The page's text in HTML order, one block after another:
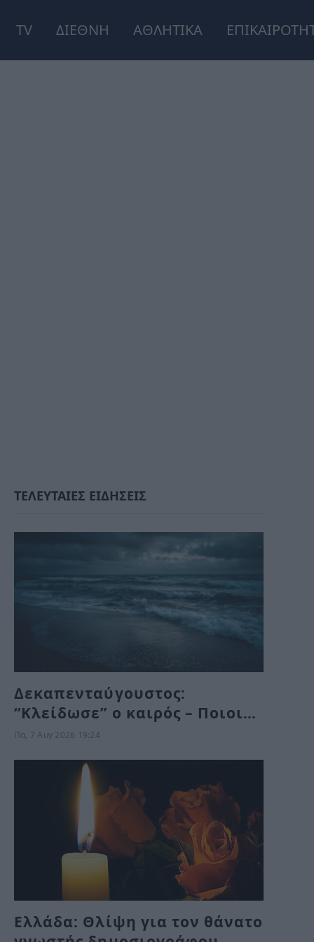
TV ΔΙΕΘΝΗ ΑΘΛΗΤΙΚΑ
ΤΕΛΕΥΤΑΙΕΣ ΕΙΔΗΣΕΙΣ
Δεκαπενταύγουστος:
“Κλείδωσε” ο καιρός – Ποιοι
θα κάνουν διακοπές με βροχή
Πα, 7 Αυγ 2026 19:24
Ελλάδα: Θλίψη για τον θάνατο